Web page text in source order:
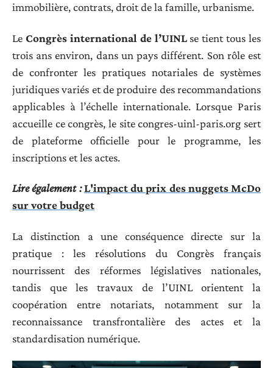
immobilière, contrats, droit de la famille, urbanisme.
Le Congrès international de l’UINLse tient tous les
trois ans environ, dans un pays différent. Son rôle est
de confronter les pratiques notariales de systèmes
juridiques variés et de produire des recommandations
applicables à l’échelle internationale. Lorsque Paris
accueille ce congrès, le site congres-uinl-paris.org sert
de plateforme officielle pour le programme, les
inscriptions et les actes.
Lire également : L'impact du prix des nuggets McDo
sur votre budget
La distinction a une conséquence directe sur la
pratique : les résolutions du Congrès français
nourrissent des réformes législatives nationales,
tandis que les travaux de l’UINL orientent la
coopération entre notariats, notamment sur la
reconnaissance transfrontalière des actes et la
standardisation numérique.